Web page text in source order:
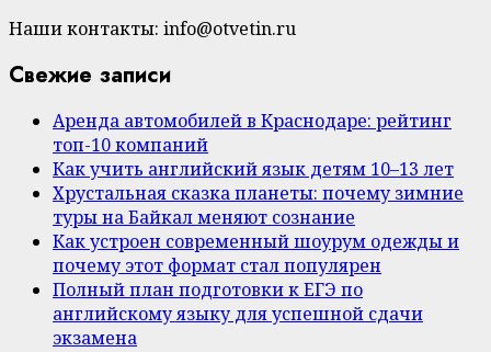
Наши контакты: info@otvetin.ru
Свежие записи
Аренда автомобилей в Краснодаре: рейтинг
топ-10 компаний
Как учить английский язык детям 10–13 лет
Хрустальная сказка планеты: почему зимние
туры на Байкал меняют сознание
Как устроен современный шоурум одежды и
почему этот формат стал популярен
Полный план подготовки к ЕГЭ по
английскому языку для успешной сдачи
экзамена